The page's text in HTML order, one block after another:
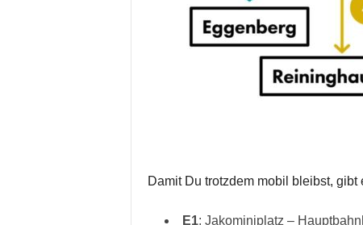
Damit Du trotzdem mobil bleibst,
E1: Jakominiplatz –